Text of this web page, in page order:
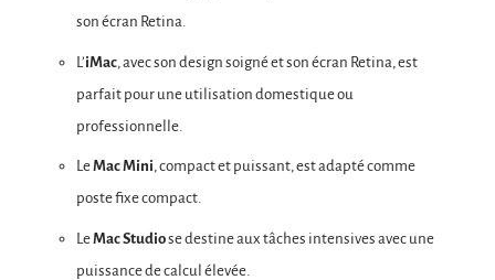
son écran Retina.
L’iMac, avec son design soigné et son écran Retina, est
parfait pour une utilisation domestique ou
professionnelle.
LeMac Mini, compact et puissant, est adapté comme
poste fixe compact.
LeMac Studiose destine aux tâches intensives avec une
puissance de calcul élevée.